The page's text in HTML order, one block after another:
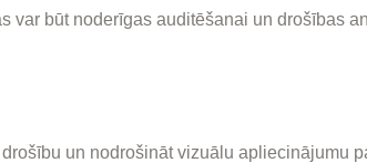
var būt noderīgas auditēšanai un drošības
un nodrošināt vizuālu apliecinājumu